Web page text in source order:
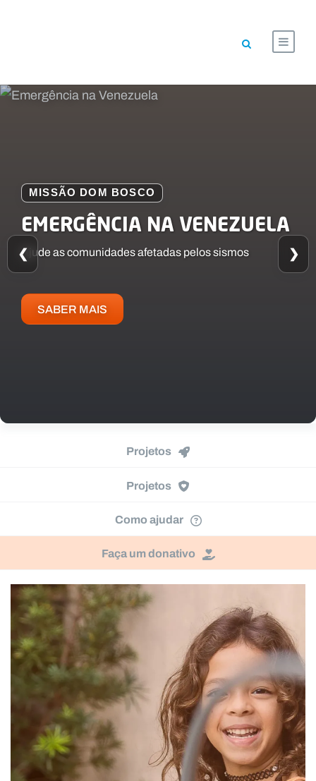
CAMPANHA
DA RECICLAGEM À MISSÃO
Pequenos gestos, grandes missões
SABER MAIS
MISSÃO DOM BOSCO
EMERGÊNCIA NA VENEZUELA
Ajude as comunidades afetadas pelos sismos
SABER MAIS
MISSÃO DOM BOSCO
Fundo Solidário Salesiano
SABER MAIS
❮ ❯
Projetos
Projetos
Como ajudar
Faça um donativo